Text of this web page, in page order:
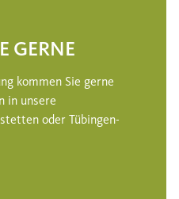
GERNE
kommen Sie gerne
in unsere
oder Tübingen-